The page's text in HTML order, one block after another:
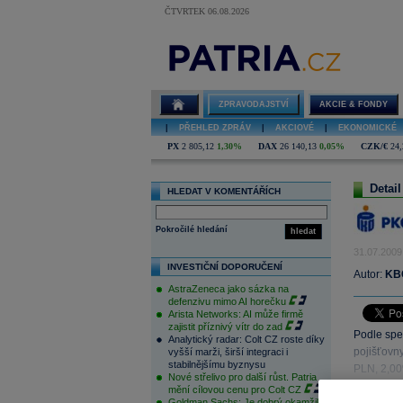
ČTVRTEK 06.08.2026
ZPRAVODAJSTVÍ AKCIE & FONDY
PŘEHLED ZPRÁV AKCIOVÉ EKONOMICKÉ
PX 2 805,12 1,30% DAX 26 140,13 0,05% CZK/€
HLEDAT V KOMENTÁŘÍCH
hledat
Pokročilé hledání
INVESTIČNÍ DOPORUČENÍ
AstraZeneca jako sázka na
defenzivu mimo AI horečku
Arista Networks: AI může firmě
zajistit příznivý vítr do zad
Analytický radar: Colt CZ roste díky
vyšší marži, širší integraci i
stabilnějšímu byznysu
Nové střelivo pro další růst. Patria
mění cílovou cenu pro Colt CZ
31.07.2009
Autor:
Podle
PLN,